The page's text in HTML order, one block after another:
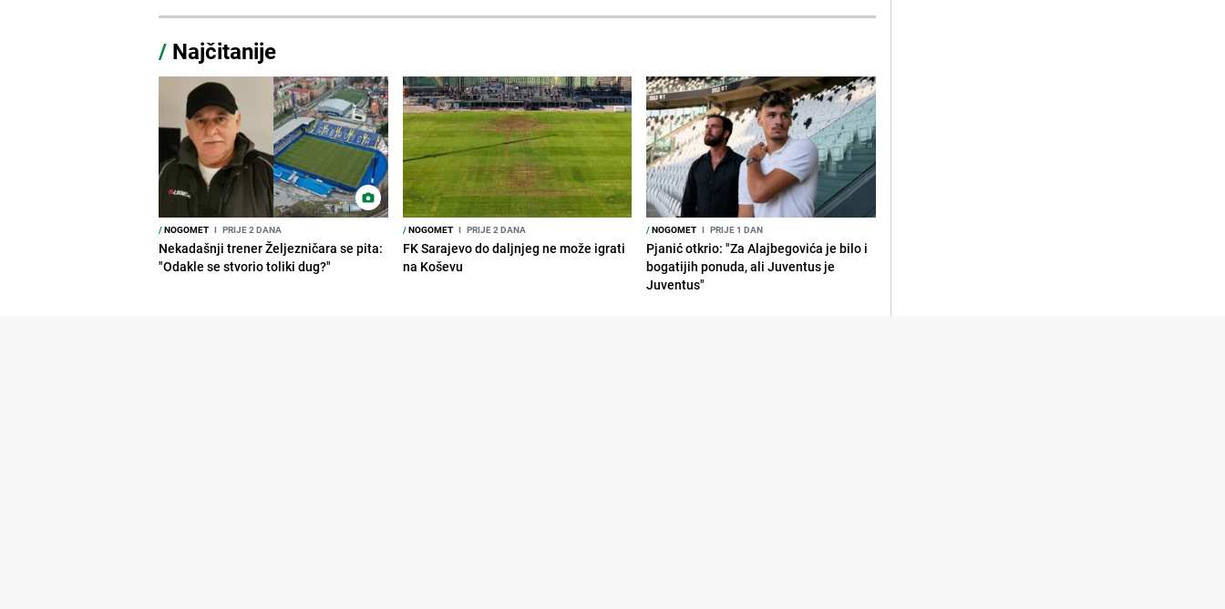
/ Najčitanije
/NOGOMET I PRIJE 2 DANA
Nekadašnji trener Željezničara se pita:
"Odakle se stvorio toliki dug?"
/NOGOMET I PRIJE 2 DANA
FK Sarajevo do daljnjeg ne može igrati
na Koševu
/NOGOMET I PRIJE 1 DAN
Pjanić otkrio: "Za Alajbegovića je bilo i
bogatijih ponuda, ali Juventus je
Juventus"